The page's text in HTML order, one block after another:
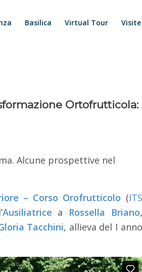
Basilica Virtual Tour Visite
Ortofrutticola:
Alcune prospettive nel
– Corso Orofrutticolo (ITS
Ausiliatrice a Rossella Briano,
Tacchini, allieva del I anno